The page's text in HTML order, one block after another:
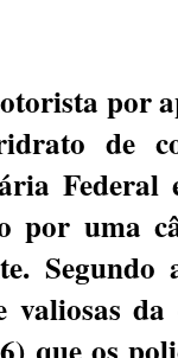
por
de
por uma
valiosas